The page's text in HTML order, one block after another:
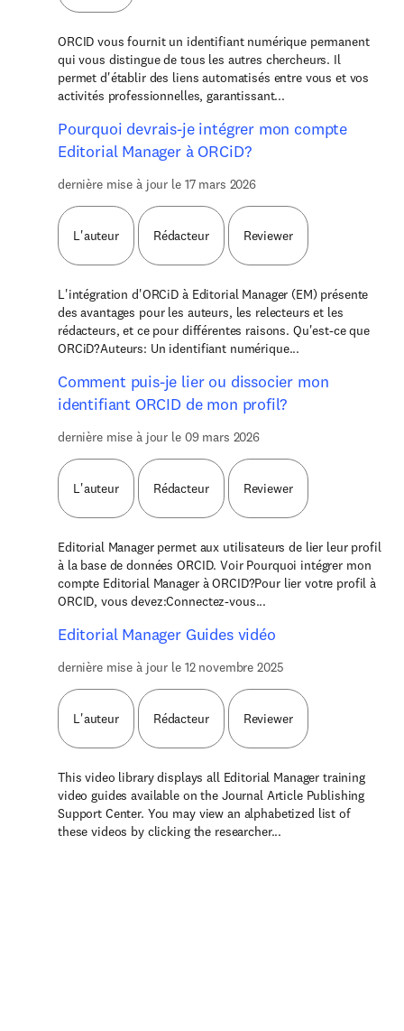
ORCID vous fournit un identifiant numérique permanent
qui vous distingue de tous les autres chercheurs. Il
permet d'établir des liens automatisés entre vous et vos
activités professionnelles, garantissant...
Pourquoi devrais-je intégrer mon compte
Editorial Manager à ORCiD?
dernière mise à jour le 17 mars 2026
L'auteur Rédacteur Reviewer
L'intégration d'ORCiD à Editorial Manager (EM) présente
des avantages pour les auteurs, les relecteurs et les
rédacteurs, et ce pour différentes raisons. Qu'est-ce que
ORCiD?Auteurs: Un identifiant numérique...
Comment puis-je lier ou dissocier mon
identifiant ORCID de mon profil?
dernière mise à jour le 09 mars 2026
L'auteur Rédacteur Reviewer
Editorial Manager permet aux utilisateurs de lier leur profil
à la base de données ORCID. Voir Pourquoi intégrer mon
compte Editorial Manager à ORCID?Pour lier votre profil à
ORCID, vous devez:Connectez-vous...
Editorial Manager Guides vidéo
dernière mise à jour le 12 novembre 2025
L'auteur Rédacteur Reviewer
This video library displays all Editorial Manager training
video guides available on the Journal Article Publishing
Support Center. You may view an alphabetized list of
these videos by clicking the researcher...